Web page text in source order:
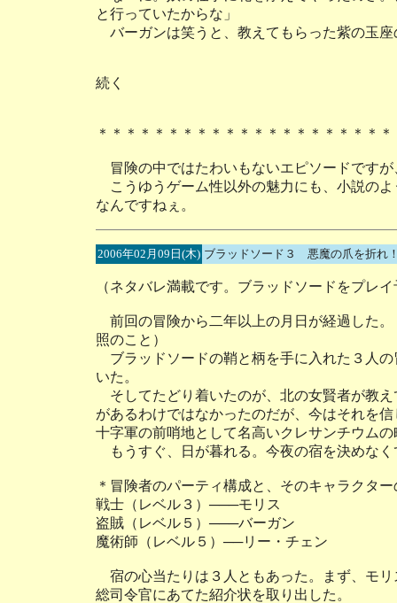
と行っていたからな」
バーガンは笑うと、教えてもらった紫の玉座
続く
＊＊＊＊＊＊＊＊＊＊＊＊＊＊＊＊＊＊＊＊
冒険の中ではたわいもないエピソードです
こうゆうゲーム性以外の魅力にも、小説の
なんですねぇ。
2006年02月09日(木) ブラッドソード３ 悪魔の爪を折れ
（ネタバレ満載です。ブラッドソードをプレ
前回の冒険から二年以上の月日が経過した
照のこと）
ブラッドソードの鞘と柄を手に入れた３人
いた。
そしてたどり着いたのが、北の女賢者が教
があるわけではなかったのだが、今はそれを
十字軍の前哨地として名高いクレサンチウム
もうすぐ、日が暮れる。今夜の宿を決めな
＊冒険者のパーティ構成と、そのキャラクタ
戦士（レベル３）───モリス
盗賊（レベル５）───バーガン
魔術師（レベル５）──リー・チェン
宿の心当たりは３人ともあった。まず、モ
総司令官にあてた紹介状を取り出した。